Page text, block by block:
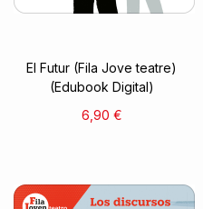
El Futur (Fila Jove teatre)
(Edubook Digital)
6,90 €